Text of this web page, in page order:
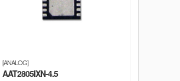
[ANALOG]
AAT2805IXN-4.5